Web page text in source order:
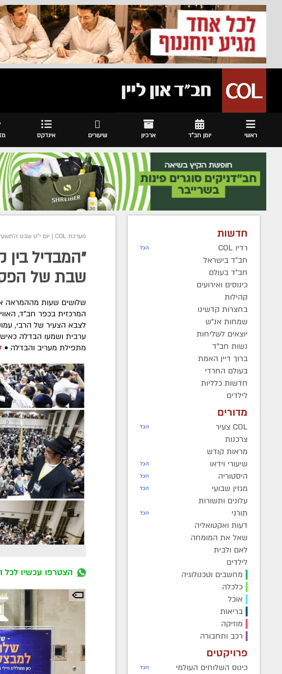
ראשי יומן חב"ד ארכיון שיעורים אינדקס
חדשות
רדיו COL הכל
חב"ד בישראל
חב"ד בעולם
כינוסים ואירועים
קהילות
בחצרות קדשינו
שמחות אנ"ש
יוצאים לשליחות
נשות חב"ד
ברוך דיין האמת
בעולם החרדי
חדשות כלליות
לילדים
מדורים
COL צעיר הכל
צרכנות
מראות קודש
שיעורי וידאו
הכל
היסטוריה הכל
מגזין שבועי הכל
עלונים ותשורות
תורני
הכל
דעות ואקטואליה
שאל את המומחה
לאם ולבית
לילדים
מחשבים וטכנולוגיה
כלכלה
אוכל
בריאות
מוזיקה
רכב ותחבורה
פרויקטים
כינוס השלוחים העולמי הכל
מערכת COL | יום י"ט שבט ה׳תשע״ח
"המבדיל
שבת של
שלושים שעות מההמראה
המרכזית בכפר חב"ד,
לצבא הצעיר של הרבי,
מתפילת מעריב והבדלה •
הצטרפו עכשיו